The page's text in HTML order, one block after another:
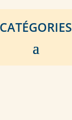
CATÉGORIES